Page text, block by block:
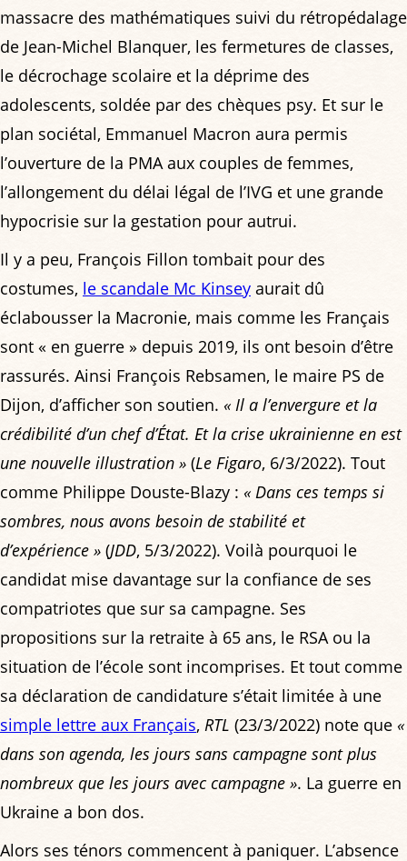
massacre des mathématiques suivi du rétropédalage
de Jean-Michel Blanquer, les fermetures de classes,
le décrochage scolaire et la déprime des
adolescents, soldée par des chèques psy. Et sur le
plan sociétal, Emmanuel Macron aura permis
l’ouverture de la PMA aux couples de femmes,
l’allongement du délai légal de l’IVG et une grande
hypocrisie sur la gestation pour autrui.
Il y a peu, François Fillon tombait pour des
costumes, le scandale Mc Kinsey aurait dû
éclabousser la Macronie, mais comme les Français
sont « en guerre » depuis 2019, ils ont besoin d’être
rassurés. Ainsi François Rebsamen, le maire PS de
Dijon, d’afficher son soutien. « Il a l’envergure et la
crédibilité d’un chef d’État. Et la crise ukrainienne en est
une nouvelle illustration » (Le Figaro, 6/3/2022). Tout
comme Philippe Douste-Blazy : « Dans ces temps si
sombres, nous avons besoin de stabilité et
d’expérience » (JDD, 5/3/2022). Voilà pourquoi le
candidat mise davantage sur la confiance de ses
compatriotes que sur sa campagne. Ses
propositions sur la retraite à 65 ans, le RSA ou la
situation de l’école sont incomprises. Et tout comme
sa déclaration de candidature s’était limitée à une
simple lettre aux Français, RTL (23/3/2022) note que «
dans son agenda, les jours sans campagne sont plus
nombreux que les jours avec campagne ». La guerre en
Ukraine a bon dos.
Alors ses ténors commencent à paniquer. L’absence